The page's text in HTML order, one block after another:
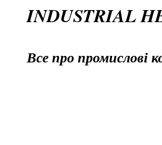
INDUSTRIAL
Все про промислові